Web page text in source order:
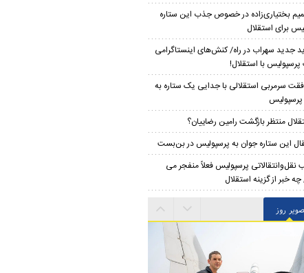
بختیاری‌زاده در خصوص جذب این ستاره
برای استقلال
جدید سهراب در راه/ کنش‌های اینستاگرامی
با استقلال!
سرمربی استقلالی با جدایی یک ستاره به
منتظر بازگشت رامین رضاییان؟
این ستاره جوان به پرسپولیس در بن‌بست
نقل‌وانتقالاتی پرسپولیس فعلاً منفجر می
خبر از گزینه استقلال
روز